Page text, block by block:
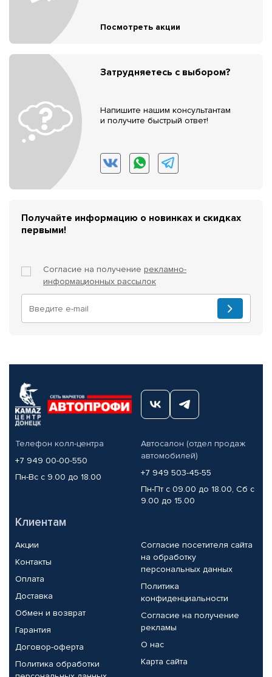
Посмотреть акции
Затрудняетесь с выбором?
Напишите нашим консультантам
и получите быстрый ответ!
Получайте информацию о новинках и скидках
первыми!
Согласие на получение рекламно-
информационных рассылок
Телефон колл-центра
+7 949 00-00-550
Пн-Вс с 9.00 до 18.00
Автосалон (отдел продаж
автомобилей)
+7 949 503-45-55
Пн-Пт с 09.00 до 18.00, Сб с
9.00 до 15.00
Клиентам
Акции
Контакты
Оплата
Доставка
Обмен и возврат
Гарантия
Договор-оферта
Политика обработки
Согласие посетителя сайта
на обработку
персональных данных
Политика
конфиденциальности
Согласие на получение
рекламы
О нас
Карта сайта